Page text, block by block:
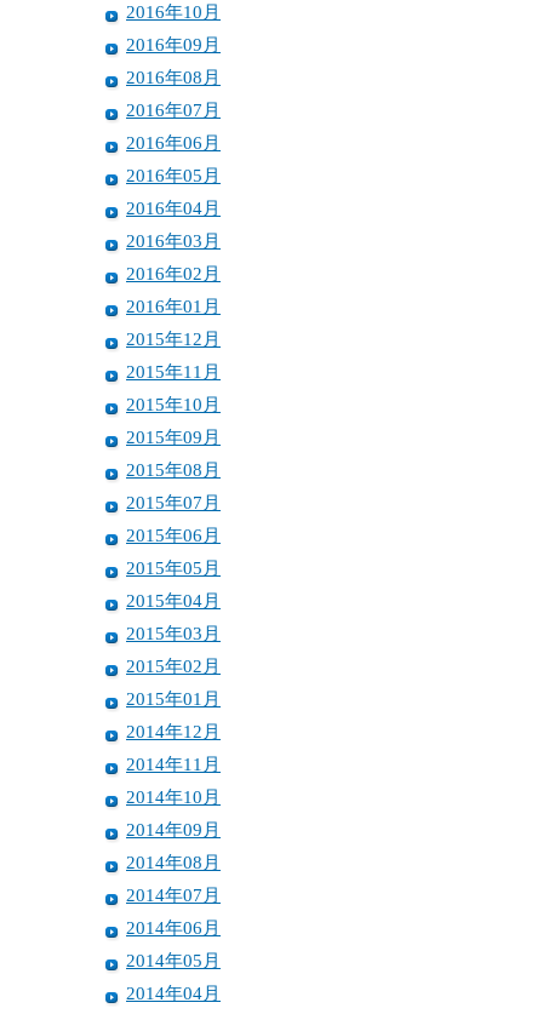
2016年10月
2016年09月
2016年08月
2016年07月
2016年06月
2016年05月
2016年04月
2016年03月
2016年02月
2016年01月
2015年12月
2015年11月
2015年10月
2015年09月
2015年08月
2015年07月
2015年06月
2015年05月
2015年04月
2015年03月
2015年02月
2015年01月
2014年12月
2014年11月
2014年10月
2014年09月
2014年08月
2014年07月
2014年06月
2014年05月
2014年04月